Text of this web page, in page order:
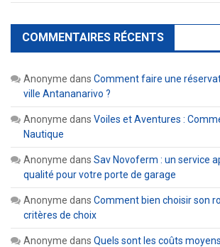
COMMENTAIRES RÉCENTS
Anonyme dans Comment faire une
ville Antananarivo ?
Anonyme dans Voiles et Aventures :
Nautique
Anonyme dans Sav Novoferm : un service
qualité pour votre porte de garage
Anonyme dans Comment bien choisir son
critères de choix
Anonyme dans Quels sont les coûts